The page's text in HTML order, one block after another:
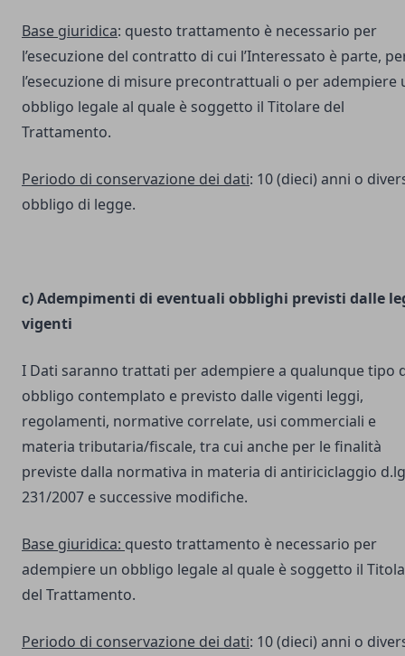
Base giuridica: questo trattamento è necessario per
l’esecuzione del contratto di cui l’Interessato è parte,
l’esecuzione di misure precontrattuali o per adempiere
obbligo legale al quale è soggetto il Titolare del
Trattamento.
Periodo di conservazione dei dati: 10 (dieci) anni o
obbligo di legge.
c) Adempimenti di eventuali obblighi previsti dalle
vigenti
I Dati saranno trattati per adempiere a qualunque tipo
obbligo contemplato e previsto dalle vigenti leggi,
regolamenti, normative correlate, usi commerciali e
materia tributaria/fiscale, tra cui anche per le finalità
previste dalla normativa in materia di antiriciclaggio
231/2007 e successive modifiche.
Base giuridica: questo trattamento è necessario per
adempiere un obbligo legale al quale è soggetto il
del Trattamento.
Periodo di conservazione dei dati: 10 (dieci) anni o